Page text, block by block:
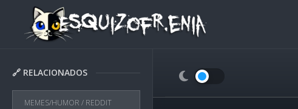
content
🔗 RELACIONADOS
MEMES/HUMOR / REDDIT